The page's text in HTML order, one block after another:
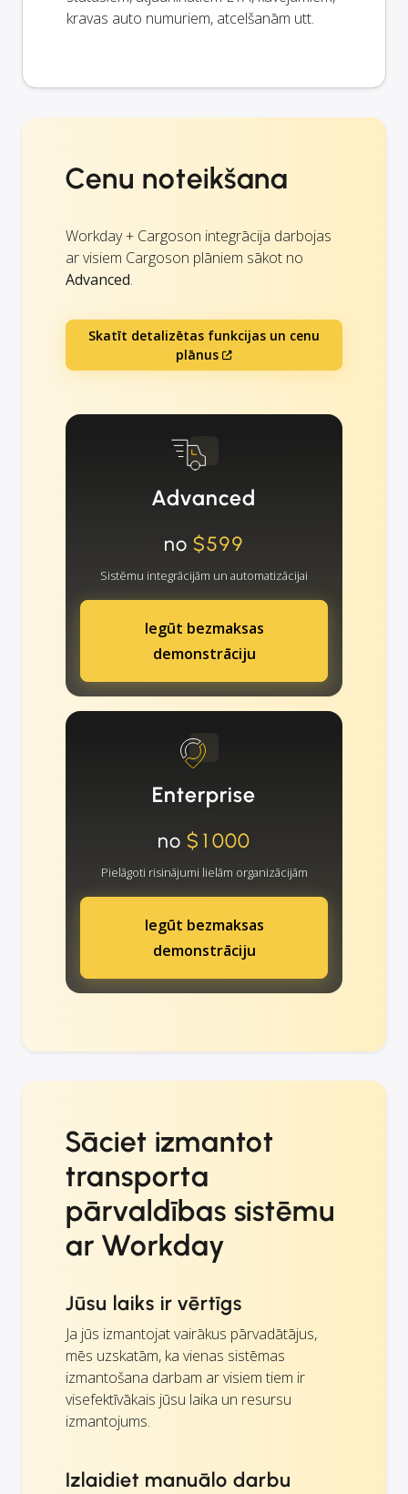
kravas auto numuriem, atcelšanām utt.
Cenu noteikšana
Workday + Cargoson integrācija darbojas
ar visiem Cargoson plāniem sākot no
Advanced.
Skatīt detalizētas funkcijas un cenu
plānus
Advanced
no$599
Sistēmu integrācijām un automatizācijai
Iegūt bezmaksas
demonstrāciju
Enterprise
no$1000
Pielāgoti risinājumi lielām organizācijām
Iegūt bezmaksas
demonstrāciju
Sāciet izmantot
transporta
pārvaldības sistēmu
ar Workday
Jūsu laiks ir vērtīgs
Ja jūs izmantojat vairākus pārvadātājus,
mēs uzskatām, ka vienas sistēmas
izmantošana darbam ar visiem tiem ir
visefektīvākais jūsu laika un resursu
izmantojums.
Izlaidiet manuālo darbu